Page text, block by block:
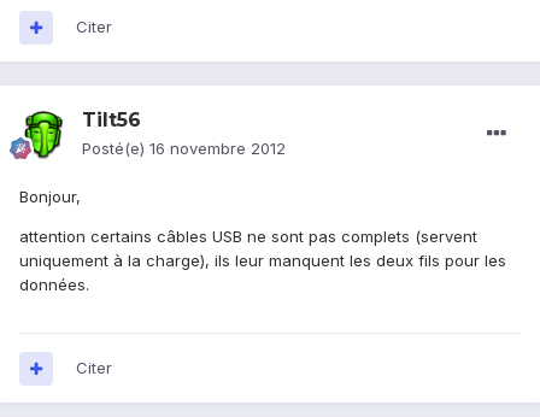
Citer
Tilt56
Posté(e) 16 novembre 2012
Bonjour,
attention certains câbles USB ne sont pas complets (servent
uniquement à la charge), ils leur manquent les deux fils pour les
données.
Citer